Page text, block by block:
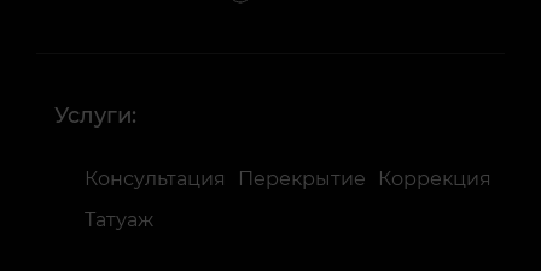
Услуги:
Консультация Перекрытие
Коррекция
Татуаж